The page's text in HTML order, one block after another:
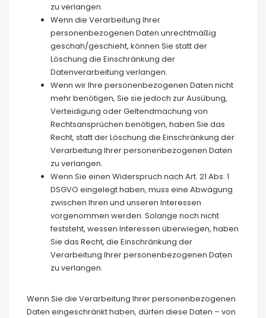
zu verlangen.
Wenn die Verarbeitung Ihrer
personenbezogenen Daten unrechtmäßig
geschah/geschieht, können Sie statt der
Löschung die Einschränkung der
Datenverarbeitung verlangen.
Wenn wir Ihre personenbezogenen Daten nicht
mehr benötigen, Sie sie jedoch zur Ausübung,
Verteidigung oder Geltendmachung von
Rechtsansprüchen benötigen, haben Sie das
Recht, statt der Löschung die Einschränkung der
Verarbeitung Ihrer personenbezogenen Daten
zu verlangen.
Wenn Sie einen Widerspruch nach Art. 21 Abs. 1
DSGVO eingelegt haben, muss eine Abwägung
zwischen Ihren und unseren Interessen
vorgenommen werden. Solange noch nicht
feststeht, wessen Interessen überwiegen, haben
Sie das Recht, die Einschränkung der
Verarbeitung Ihrer personenbezogenen Daten
zu verlangen.
Wenn Sie die Verarbeitung Ihrer personenbezogenen
Daten eingeschränkt haben, dürfen diese Daten – von